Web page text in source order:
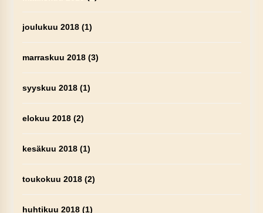
joulukuu 2018(1)
marraskuu 2018(3)
syyskuu 2018(1)
elokuu 2018(2)
kesäkuu 2018(1)
toukokuu 2018(2)
huhtikuu 2018(1)